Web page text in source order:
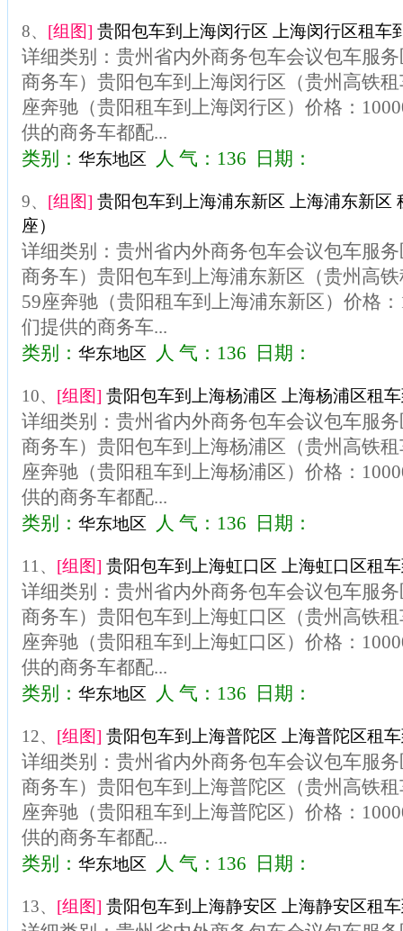
8、 [组图] 贵阳包车到上海闵行区 上海闵行区租车
详细类别：贵州省内外商务包车会议包车服
商务车）贵阳包车到上海闵行区（贵州高铁
座奔驰（贵阳租车到上海闵行区）价格：
供的商务车都配...
类别： 华东地区 人 气：136 日期：
9、 [组图] 贵阳包车到上海浦东新区 上海浦东新区
座）
详细类别：贵州省内外商务包车会议包车服
商务车）贵阳包车到上海浦东新区（贵州高
59座奔驰（贵阳租车到上海浦东新区）价格
们提供的商务车...
类别： 华东地区 人 气：136 日期：
10、 [组图] 贵阳包车到上海杨浦区 上海杨浦区租
详细类别：贵州省内外商务包车会议包车服
商务车）贵阳包车到上海杨浦区（贵州高铁
座奔驰（贵阳租车到上海杨浦区）价格：
供的商务车都配...
类别： 华东地区 人 气：136 日期：
11、 [组图] 贵阳包车到上海虹口区 上海虹口区租
详细类别：贵州省内外商务包车会议包车服
商务车）贵阳包车到上海虹口区（贵州高铁
座奔驰（贵阳租车到上海虹口区）价格：
供的商务车都配...
类别： 华东地区 人 气：136 日期：
12、 [组图] 贵阳包车到上海普陀区 上海普陀区租
详细类别：贵州省内外商务包车会议包车服
商务车）贵阳包车到上海普陀区（贵州高铁
座奔驰（贵阳租车到上海普陀区）价格：
供的商务车都配...
类别： 华东地区 人 气：136 日期：
13、 [组图] 贵阳包车到上海静安区 上海静安区租